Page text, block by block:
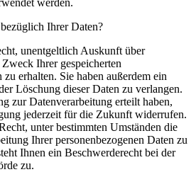
Ihrer Daten?
unentgeltlich Auskunft über
Ihrer gespeicherten
zu erhalten. Sie haben außerdem ein
Löschung dieser Daten zu verlangen.
zur Datenverarbeitung erteilt haben,
jederzeit für die Zukunft widerrufen.
unter bestimmten Umständen die
Ihrer personenbezogenen Daten zu
Ihnen ein Beschwerderecht bei der
zu.